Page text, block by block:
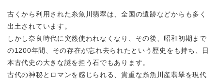
古くから利用された糸魚川翡翠は、全国の遺跡などからも多く
出土されています。
しかし奈良時代に突然使われなくなり、その後、昭和初期まで
の1200年間、 その存在が忘れ去られたという歴史をも持ち、
日
本古代史の大きな謎を担う石でもあります。
古代の神秘とロマンを感じられる、貴重な糸魚川産翡翠を現代